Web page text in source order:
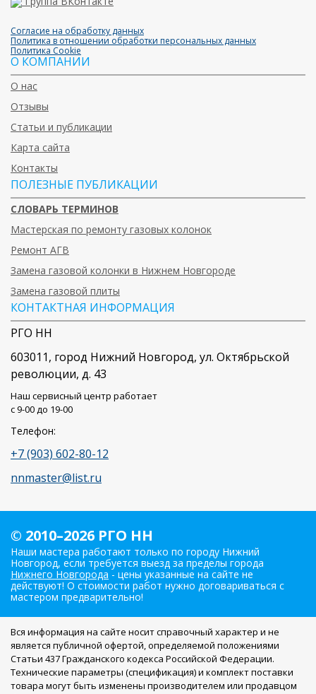
Согласие на обработку данных
Политика в отношении обработки персональных данных
Политика Cookie
О КОМПАНИИ
О нас
Отзывы
Статьи и публикации
Карта сайта
Контакты
ПОЛЕЗНЫЕ ПУБЛИКАЦИИ
СЛОВАРЬ ТЕРМИНОВ
Мастерская по ремонту газовых колонок
Ремонт АГВ
Замена газовой колонки в Нижнем Новгороде
Замена газовой плиты
КОНТАКТНАЯ ИНФОРМАЦИЯ
РГО НН
603011, город Нижний Новгород, ул. Октябрьской
революции, д. 43
Наш сервисный центр работает
c 9-00 до 19-00
Телефон:
+7 (903) 602-80-12
nnmaster@list.ru
© 2010–2026 РГО НН
Наши мастера работают только по городу Нижний
Новгород, если требуется выезд за пределы города
Нижнего Новгорода - цены указанные на сайте не
действуют! О стоимости работ нужно договариваться с
мастером предварительно!
Вся информация на сайте носит справочный характер и не
является публичной офертой, определяемой положениями
Статьи 437 Гражданского кодекса Российской Федерации.
Технические параметры (спецификация) и комплект поставки
товара могут быть изменены производителем или продавцом